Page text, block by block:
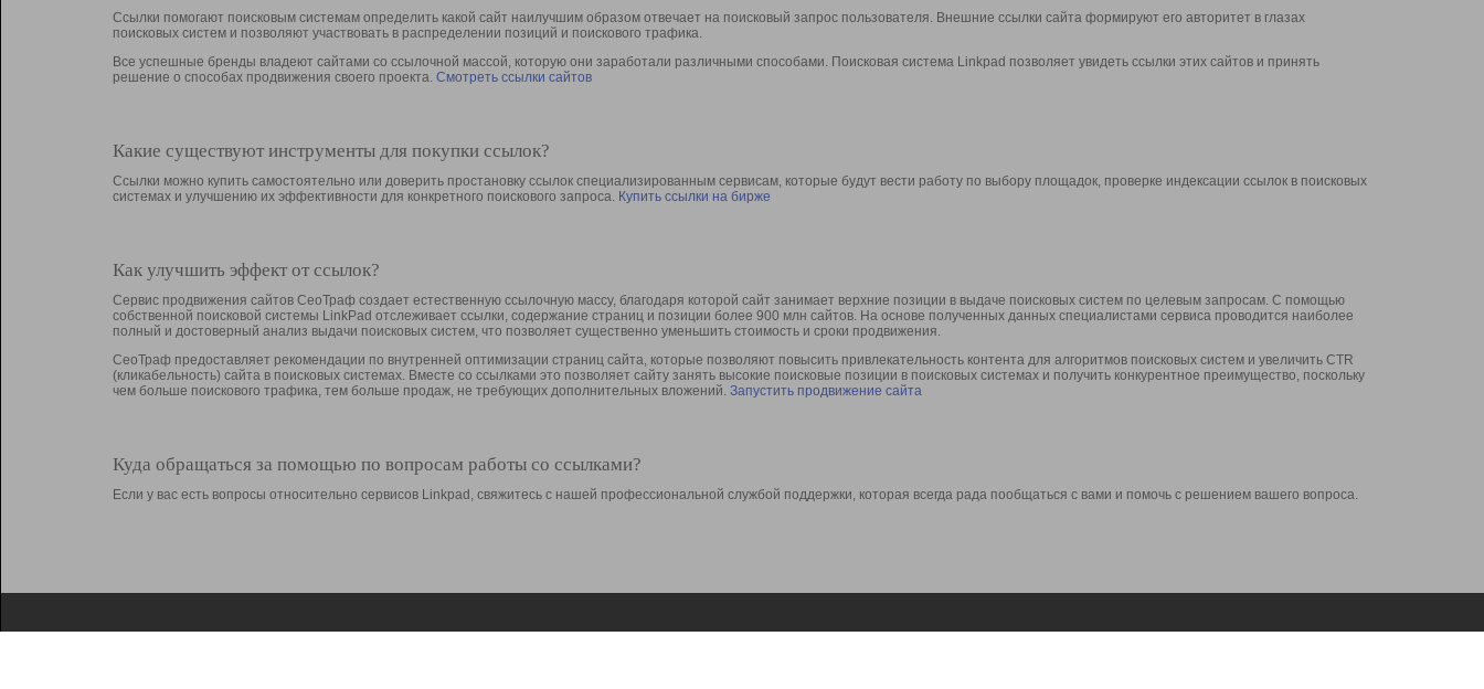
Ссылки помогают поисковым системам определить какой сайт наилучшим образом отвечает на поисковый запрос пользователя. Внешние ссылки сайта формируют его авторитет в глазах
поисковых систем и позволяют участвовать в раcпределении позиций и поискового трафика.
Все успешные бренды владеют сайтами со ссылочной массой, которую они заработали различными способами. Поисковая система Linkpad позволяет увидеть ссылки этих сайтов и принять
решение о способах продвижения своего проекта. Смотреть ссылки сайтов
Какие существуют инструменты для покупки ссылок?
Ссылки можно купить самостоятельно или доверить простановку ссылок специализированным сервисам, которые будут вести работу по выбору площадок, проверке индексации ссылок в поисковых
системах и улучшению их эффективности для конкретного поискового запроса. Купить ссылки на бирже
Как улучшить эффект от ссылок?
Сервис продвижения сайтов СеоТраф создает естественную ссылочную массу, благодаря которой сайт занимает верхние позиции в выдаче поисковых систем по целевым запросам. С помощью
собственной поисковой системы LinkPad отслеживает ссылки, содержание страниц и позиции более 900 млн сайтов. На основе полученных данных специалистами сервиса проводится наиболее
полный и достоверный анализ выдачи поисковых систем, что позволяет существенно уменьшить стоимость и сроки продвижения.
СеоТраф предоставляет рекомендации по внутренней оптимизации страниц сайта, которые позволяют повысить привлекательность контента для алгоритмов поисковых систем и увеличить CTR
(кликабельность) сайта в поисковых системах. Вместе со ссылками это позволяет сайту занять высокие поисковые позиции в поисковых системах и получить конкурентное преимущество, поскольку
чем больше поискового трафика, тем больше продаж, не требующих дополнительных вложений. Запустить продвижение сайта
Куда обращаться за помощью по вопросам работы со ссылками?
Если у вас есть вопросы относительно сервисов Linkpad, свяжитесь с нашей профессиональной службой поддержки, которая всегда рада пообщаться с вами и помочь с решением вашего вопроса.